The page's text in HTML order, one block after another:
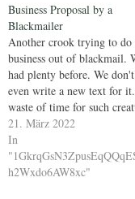
Business Proposal by a
Blackmailer
Another crook trying to do
business out of blackmail.
had plenty before. We don't
even write a new text for
waste of time for such
21. März 2022
In
h2Wxdo6AW8xc"